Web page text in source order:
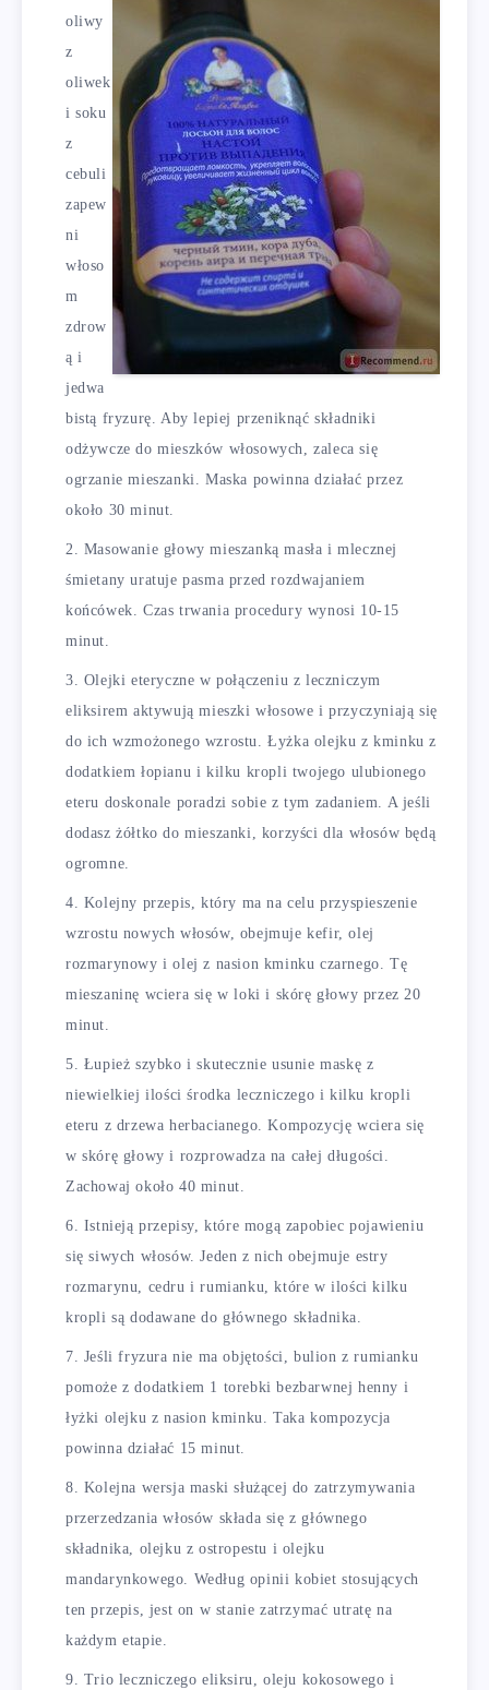
oliwy
z
oliwek
i soku
z
cebuli
zapew
ni
włoso
m
zdrow
ą i
jedwa
bistą fryzurę. Aby lepiej przeniknąć składniki
odżywcze do mieszków włosowych, zaleca się
ogrzanie mieszanki. Maska powinna działać przez
około 30 minut.
Masowanie głowy mieszanką masła i mlecznej
śmietany uratuje pasma przed rozdwajaniem
końcówek. Czas trwania procedury wynosi 10-15
minut.
Olejki eteryczne w połączeniu z leczniczym
eliksirem aktywują mieszki włosowe i przyczyniają się
do ich wzmożonego wzrostu. Łyżka olejku z kminku z
dodatkiem łopianu i kilku kropli twojego ulubionego
eteru doskonale poradzi sobie z tym zadaniem. A jeśli
dodasz żółtko do mieszanki, korzyści dla włosów będą
ogromne.
Kolejny przepis, który ma na celu przyspieszenie
wzrostu nowych włosów, obejmuje kefir, olej
rozmarynowy i olej z nasion kminku czarnego. Tę
mieszaninę wciera się w loki i skórę głowy przez 20
minut.
Łupież szybko i skutecznie usunie maskę z
niewielkiej ilości środka leczniczego i kilku kropli
eteru z drzewa herbacianego. Kompozycję wciera się
w skórę głowy i rozprowadza na całej długości.
Zachowaj około 40 minut.
Istnieją przepisy, które mogą zapobiec pojawieniu
się siwych włosów. Jeden z nich obejmuje estry
rozmarynu, cedru i rumianku, które w ilości kilku
kropli są dodawane do głównego składnika.
Jeśli fryzura nie ma objętości, bulion z rumianku
pomoże z dodatkiem 1 torebki bezbarwnej henny i
łyżki olejku z nasion kminku. Taka kompozycja
powinna działać 15 minut.
Kolejna wersja maski służącej do zatrzymywania
przerzedzania włosów składa się z głównego
składnika, olejku z ostropestu i olejku
mandarynkowego. Według opinii kobiet stosujących
ten przepis, jest on w stanie zatrzymać utratę na
każdym etapie.
Trio leczniczego eliksiru, oleju kokosowego i